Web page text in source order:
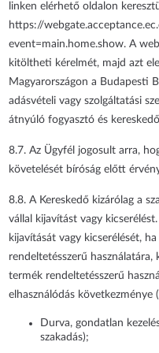
linken elérhető oldalon
https://
event=main.home.show. A
kitöltheti kérelmét, majd azt
Magyarországon a Budapesti
adásvételi vagy szolgáltatási
átnyúló fogyasztó és
8.7. Az Ügyfél jogosult arra,
követelését bíróság előtt
8.8. A Kereskedő kizárólag a
vállal kijavítást vagy
kijavítását vagy kicserélését,
rendeltetésszerű használatára,
termék rendeltetésszerű
elhasználódás következménye
Durva, gondatlan
szakadás);